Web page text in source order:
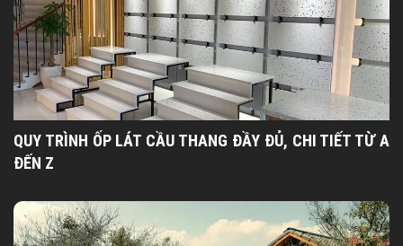
QUY TRÌNH ỐP LÁT CẦU THANG ĐẦY ĐỦ, CHI TIẾT TỪ A
ĐẾN Z